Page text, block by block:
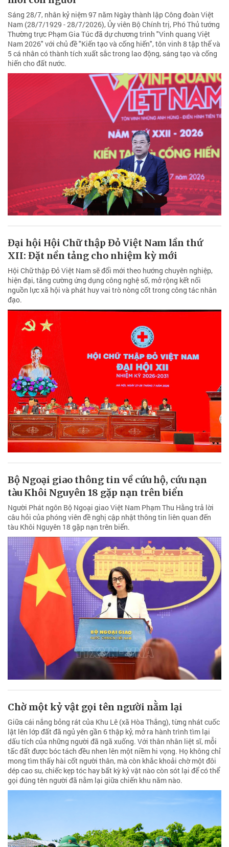
Sáng 28/7, nhân kỷ niệm 97 năm Ngày thành lập Công đoàn Việt
Nam (28/7/1929 - 28/7/2026), Ủy viên Bộ Chính trị, Phó Thủ tướng
Thường trực Phạm Gia Túc đã dự chương trình "Vinh quang Việt
Nam 2026" với chủ đề "Kiến tạo và cống hiến", tôn vinh 8 tập thể và
5 cá nhân có thành tích xuất sắc trong lao động, sáng tạo và cống
hiến cho đất nước.
Đại hội Hội Chữ thập Đỏ Việt Nam lần thứ
XII: Đặt nền tảng cho nhiệm kỳ mới
Hội Chữ thập Đỏ Việt Nam sẽ đổi mới theo hướng chuyên nghiệp,
hiện đại, tăng cường ứng dụng công nghệ số, mở rộng kết nối
nguồn lực xã hội và phát huy vai trò nòng cốt trong công tác nhân
đạo.
Bộ Ngoại giao thông tin về cứu hộ, cứu nạn
tàu Khôi Nguyên 18 gặp nạn trên biển
Người Phát ngôn Bộ Ngoại giao Việt Nam Phạm Thu Hằng trả lời
câu hỏi của phóng viên đề nghị cập nhật thông tin liên quan đến
tàu Khôi Nguyên 18 gặp nạn trên biển.
Chờ một kỷ vật gọi tên người nằm lại
Giữa cái nắng bỏng rát của Khu Lê (xã Hòa Thắng), từng nhát cuốc
lật lên lớp đất đã ngủ yên gần 6 thập kỷ, mở ra hành trình tìm lại
dấu tích của những người đã ngã xuống. Với thân nhân liệt sĩ, mỗi
tấc đất được bóc tách đều nhen lên một niềm hi vọng. Họ không chỉ
mong tìm thấy hài cốt người thân, mà còn khắc khoải chờ một đôi
dép cao su, chiếc kẹp tóc hay bất kỳ kỷ vật nào còn sót lại để có thể
gọi đúng tên người đã nằm lại giữa chiến khu năm nào.